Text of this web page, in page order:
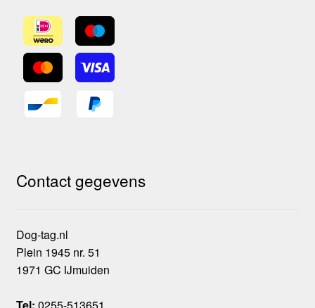
Contact gegevens
Dog-tag.nl
Plein 1945 nr. 51
1971 GC IJmuiden
Tel: 0255-513651